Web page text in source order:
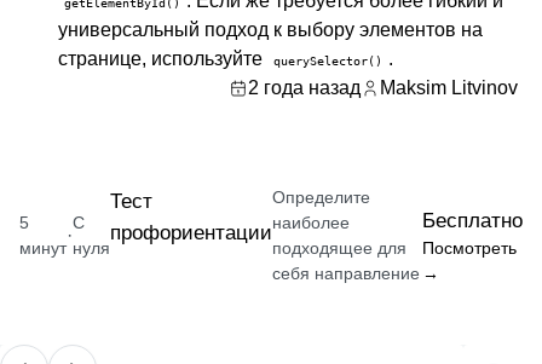
универсальный подход к выбору элементов на
странице, используйте
querySelector()
.
2 года назад
Maksim Litvinov
5
минут
·
С
нуля
Тест
профориентации
Определите
наиболее
подходящее для
себя направление
Бесплатно
Посмотреть
→